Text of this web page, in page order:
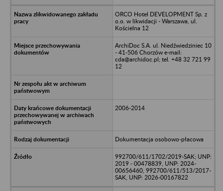
ORCO Hotel DEVELOPMENT Sp. z
o.o. w likwidacji - Warszawa, ul.
Kościelna 12
ArchiDoc S.A. ul. Niedźwiedziniec 10
- 41-506 Chorzów e-mail:
cda@archidoc.pl; tel. +48 32 721 99
12
2006-2014
Dokumentacja osobowo-płacowa
992700/611/1702/2019-SAK; UNP:
2019 - 00478839, UNP: 2024-
00656460, 992700/611/513/2017-
SAK, UNP: 2026-00167822